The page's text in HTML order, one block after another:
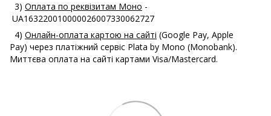
3) Оплата по реквізитам Моно -
UA163220010000026007330062727
4) Онлайн-оплата картою на сайті (Google Pay, Apple
Pay) через платіжний сервіс Plata by Mono (Monobank).
Миттєва оплата на сайті картами Visa/Mastercard.